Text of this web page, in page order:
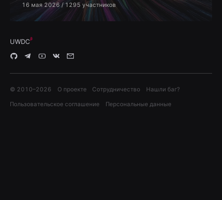
16 мая 2026 / 1295 участников
UWDC
© 2010–2026 О проекте Сотрудничество Нашли баг?
Пользовательское соглашение Персональные данные